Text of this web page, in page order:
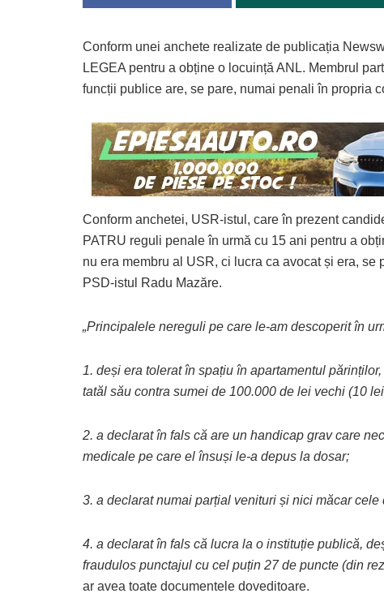
Conform unei anchete realizate de publicația
LEGEA pentru a obține o locuință ANL. Membrul
funcții publice are, se pare, numai penali în propria
Conform anchetei, USR-istul, care în prezent
PATRU reguli penale în urmă cu 15 ani pentru a
nu era membru al USR, ci lucra ca avocat și era,
PSD-istul Radu Mazăre.
„Principalele nereguli pe care le-am descoperit în
1. deși era tolerat în spațiu în apartamentul
tatăl său contra sumei de 100.000 de lei vechi (10
2. a declarat în fals că are un handicap grav care
medicale pe care el însuși le-a depus la dosar;
3. a declarat numai parțial venituri și nici măcar
4. a declarat în fals că lucra la o instituție publică,
fraudulos punctajul cu cel puțin 27 de puncte (din
ar avea toate documentele doveditoare.